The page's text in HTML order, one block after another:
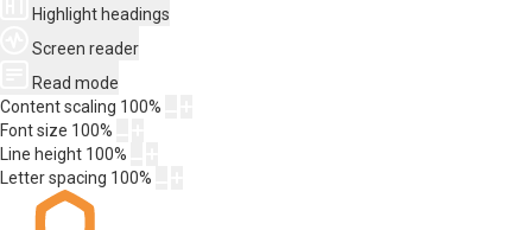
Highlight headings
Screen reader
Read mode
Content scaling 100%
Font size 100%
Line height 100%
Letter spacing 100%